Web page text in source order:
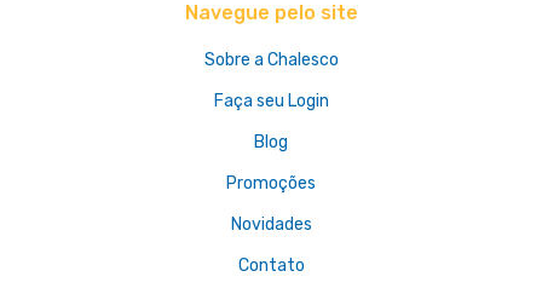
Navegue pelo site
Sobre a Chalesco
Faça seu Login
Blog
Promoções
Novidades
Contato